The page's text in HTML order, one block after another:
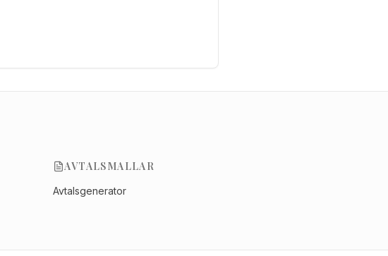
AVTALSMALLAR
Avtalsgenerator